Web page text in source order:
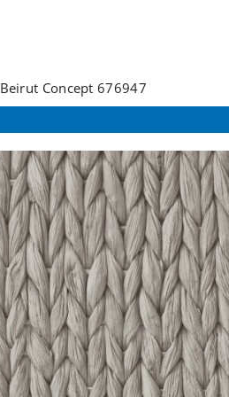
Beirut Concept 676947